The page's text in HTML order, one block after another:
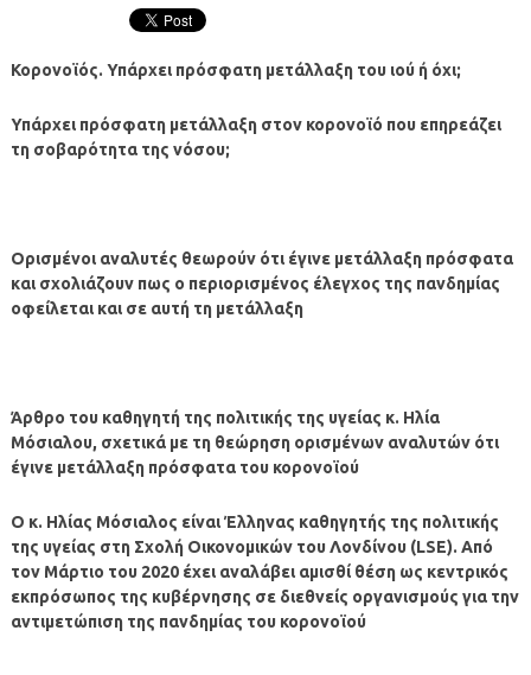
Κορονοϊός. Υπάρχει πρόσφατη μετάλλαξη του ιού ή όχι;
Υπάρχει πρόσφατη μετάλλαξη στον κορονοϊό που επηρεάζει
τη σοβαρότητα της νόσου;
Ορισμένοι αναλυτές θεωρούν ότι έγινε μετάλλαξη πρόσφατα
και σχολιάζουν πως ο περιορισμένος έλεγχος της πανδημίας
οφείλεται και σε αυτή τη μετάλλαξη
Άρθρο του καθηγητή της πολιτικής της υγείας κ. Ηλία
Μόσιαλου, σχετικά με τη θεώρηση ορισμένων αναλυτών ότι
έγινε μετάλλαξη πρόσφατα του κορονοϊού
Ο κ. Ηλίας Μόσιαλος είναι Έλληνας καθηγητής της πολιτικής
της υγείας στη Σχολή Οικονομικών του Λονδίνου (LSE). Από
τον Μάρτιο του 2020 έχει αναλάβει αμισθί θέση ως κεντρικός
εκπρόσωπος της κυβέρνησης σε διεθνείς οργανισμούς για την
αντιμετώπιση της πανδημίας του κορονοϊού